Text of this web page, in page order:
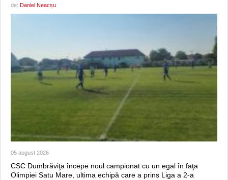
de: Daniel Neacșu
05 august 2026
CSC Dumbrăviţa începe noul campionat cu un egal în faţa
Olimpiei Satu Mare, ultima echipă care a prins Liga a 2-a